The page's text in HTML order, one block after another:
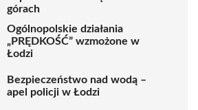
górach
Ogólnopolskie działania
„PRĘDKOŚĆ” wzmożone w
Łodzi
Bezpieczeństwo nad wodą –
apel policji w Łodzi